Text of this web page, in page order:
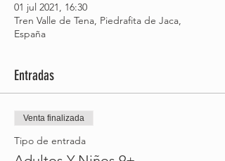
01 jul 2021, 16:30
Tren Valle de Tena, Piedrafita de Jaca,
España
Entradas
Venta finalizada
Tipo de entrada